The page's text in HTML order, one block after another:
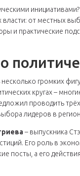
власти: от местных
и практические
громких
кругах –
проводить
лидеров в
– выпускника
Его роль в
посты, а его